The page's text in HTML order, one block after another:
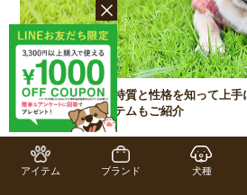
アイテム ブランド 犬種
暑さに弱いパグ、特質と性格を知って上
あると便利なアイテムもご紹介